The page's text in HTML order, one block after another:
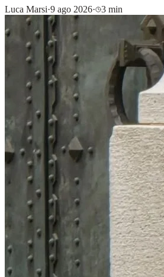
Luca Marsi·9 ago 2026· 3 min